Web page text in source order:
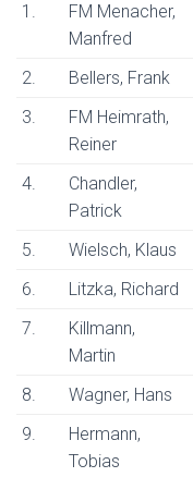
1.
FM Menacher,
Manfred
2. Bellers, Frank
3.
FM Heimrath,
Reiner
4.
Chandler,
Patrick
5. Wielsch, Klaus
6.
Litzka, Richard
7.
Killmann,
Martin
8. Wagner, Hans
9.
Hermann,
Tobias